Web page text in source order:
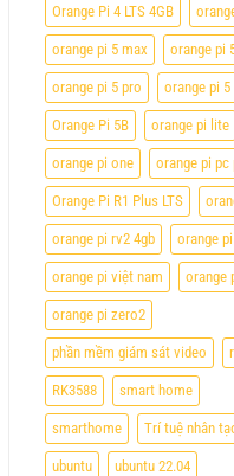
Orange Pi 4 LTS 4GB
orange pi 5 max orange pi
orange pi 5 pro orange pi
Orange Pi 5B orange pi lite
orange pi one orange pi pc
Orange Pi R1 Plus LTS
orange pi rv2 4gb orange
orange pi việt nam orange
orange pi zero2
phần mềm giám sát video
RK3588 smart home
smarthome Trí tuệ nhân
ubuntu ubuntu 22.04